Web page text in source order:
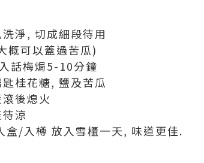
淨, 切成細段待用
概可以蓋過苦瓜)
話梅焗5-10分鐘
桂花糖, 鹽及苦瓜
後熄火
涼
盒/入樽 放入雪櫃一天, 味道更佳.